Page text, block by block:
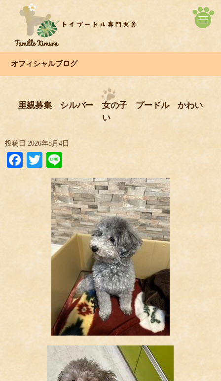
オフィシャルブログ
里親募集 シルバー 女の子 プードル かわい
い
投稿日 2026年8月4日
Facebook
Twitter